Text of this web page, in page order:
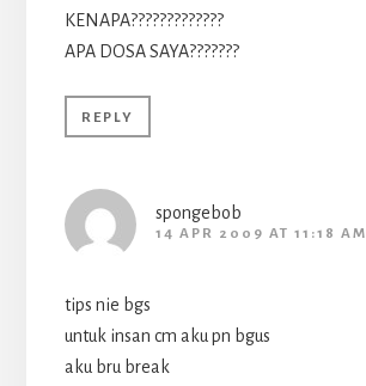
KENAPA?????????????
APA DOSA SAYA???????
REPLY
spongebob
14 APR 2009 AT 11:18 AM
tips nie bgs
untuk insan cm aku pn bgus
aku bru break